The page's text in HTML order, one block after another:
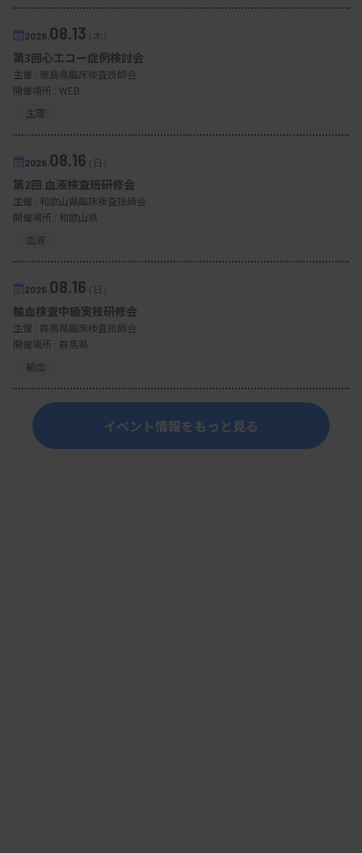
2026. 08.13（木）
第3回心エコー症例検討会
主催 : 徳島県臨床検査技師会
開催場所 : WEB
生理
2026. 08.16（日）
第2回 血液検査班研修会
主催 : 和歌山県臨床検査技師会
開催場所 : 和歌山県
血液
2026. 08.16（日）
輸血検査中級実技研修会
主催 : 群馬県臨床検査技師会
開催場所 : 群馬県
輸血
イベント情報をもっと見る